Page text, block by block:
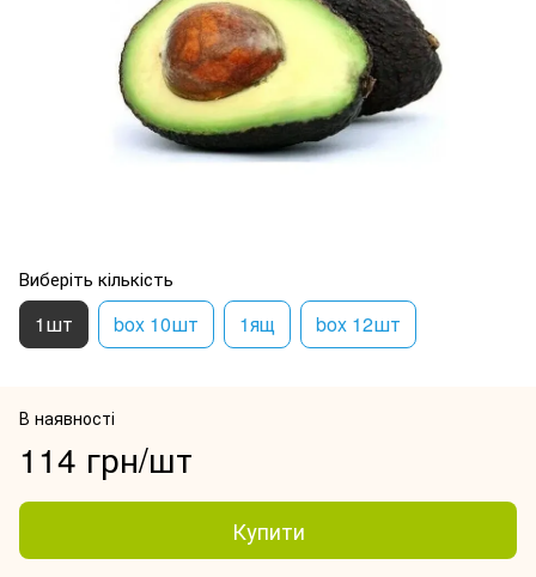
Виберіть кількість
1шт box 10шт 1ящ box 12шт
В наявності
114 грн/шт
Купити